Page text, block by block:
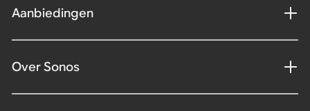
Aanbiedingen
Over Sonos